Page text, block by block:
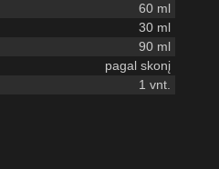
60 ml
30 ml
90 ml
pagal skonį
1 vnt.